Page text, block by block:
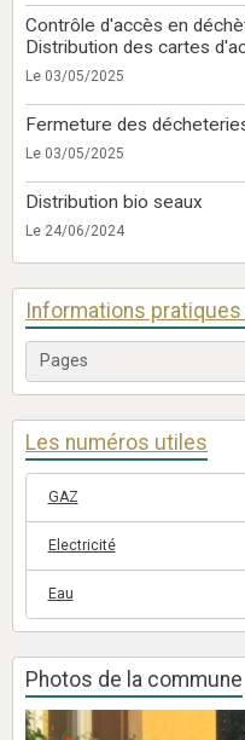
Contrôle d'accès en
Distribution des cartes
Le 03/05/2025
Fermeture des
Le 03/05/2025
Distribution bio seaux
Le 24/06/2024
Informations
Les numéros utiles
GAZ
Electricité
Eau
Photos de la commune